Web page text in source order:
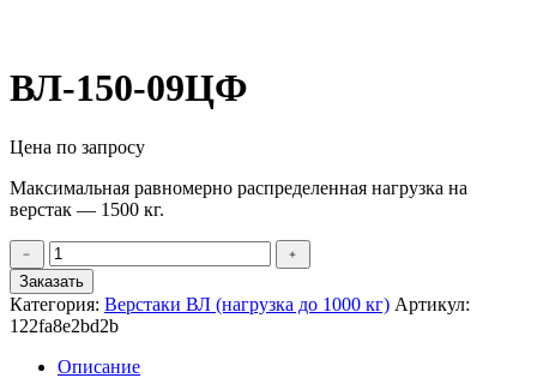
ВЛ-150-09ЦФ
Цена по запросу
Максимальная равномерно распределенная нагрузка на
верстак — 1500 кг.
Количество
товара
ВЛ-150-
09ЦФ
﹣
﹢
Заказать
Категория: Верстаки ВЛ (нагрузка до 1000 кг) Артикул:
122fa8e2bd2b
Описание